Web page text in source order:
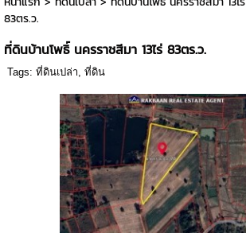
83ตร.ว.
ที่ดินบ้านโพธิ์ นครราชสีมา 13ไร่ 83ตร.ว.
Tags: ที่ดินเปล่า, ที่ดิน